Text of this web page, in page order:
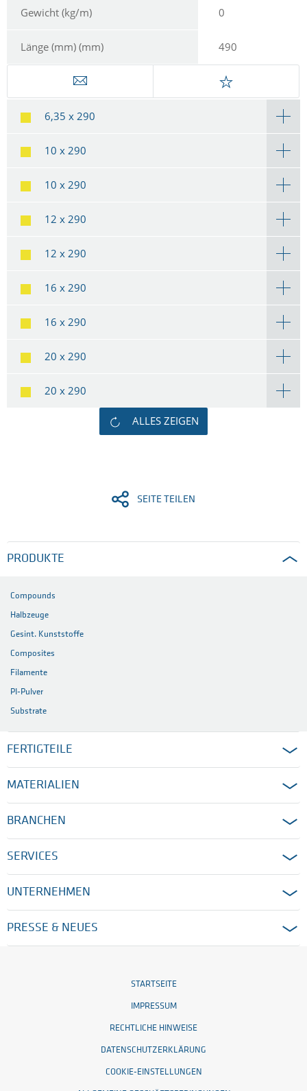
Gewicht (kg/m) 0
Länge (mm) (mm) 490
6,35 x 290
10 x 290
10 x 290
12 x 290
12 x 290
16 x 290
16 x 290
20 x 290
20 x 290
ALLES ZEIGEN
SEITE TEILEN
PRODUKTE
Compounds
Halbzeuge
Gesint. Kunststoffe
Composites
Filamente
PI-Pulver
Substrate
FERTIGTEILE
MATERIALIEN
BRANCHEN
SERVICES
UNTERNEHMEN
PRESSE & NEUES
STARTSEITE
IMPRESSUM
RECHTLICHE HINWEISE
DATENSCHUTZERKLÄRUNG
COOKIE-EINSTELLUNGEN